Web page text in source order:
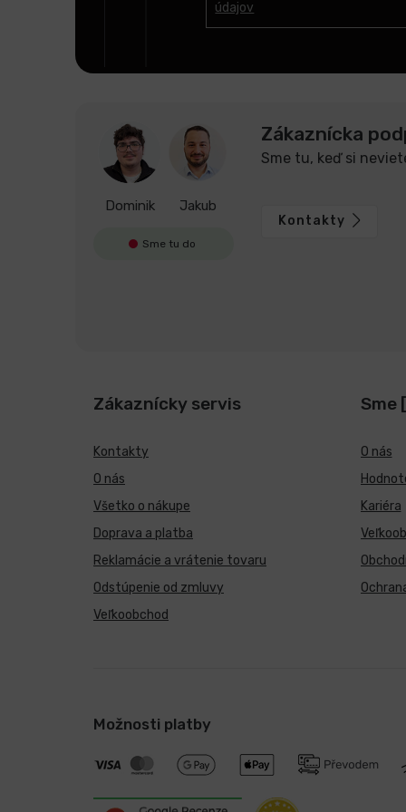
údajov
Dominik Jakub
Sme tu do
Zákaznícka
Sme tu, keď si
Kontakty
Zákaznícky servis
Kontakty
O nás
Všetko o nákupe
Doprava a platba
Reklamácie a vrátenie tovaru
Odstúpenie od zmluvy
Veľkoobchod
Sme
O nás
Kariéra
Možnosti platby